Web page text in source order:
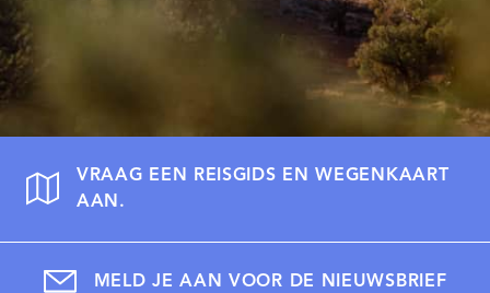
VRAAG EEN REISGIDS EN WEGENKAART
AAN.
MELD JE AAN VOOR DE NIEUWSBRIEF